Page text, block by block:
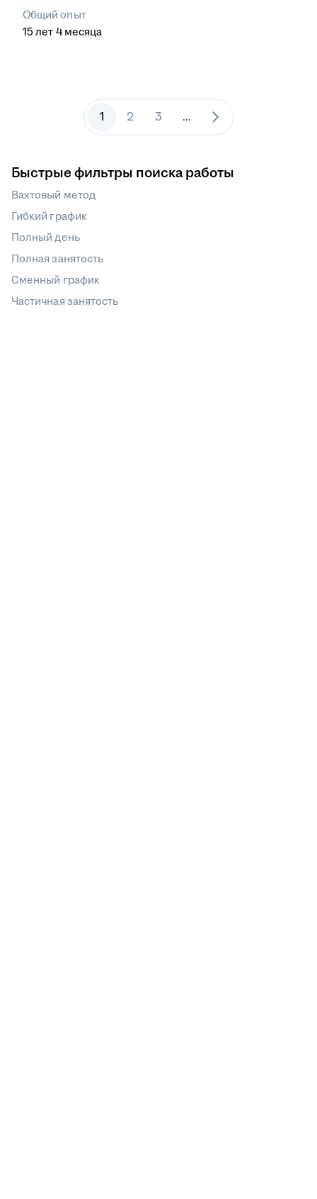
Общий опыт
15 лет 4 месяца
1 2 3 ...
Быстрые фильтры поиска работы
Вахтовый метод
Гибкий график
Полный день
Полная занятость
Сменный график
Частичная занятость